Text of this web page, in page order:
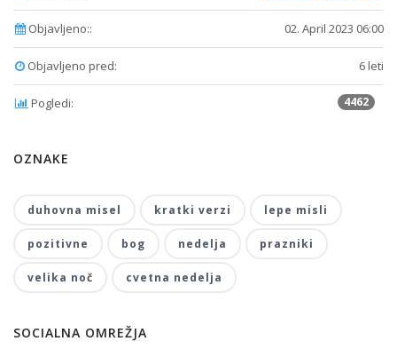
Objavljeno:: 02. April 2023 06:00
Objavljeno pred: 6 leti
Pogledi: 4462
OZNAKE
duhovna misel kratki verzi lepe misli
pozitivne bog nedelja prazniki
velika noč cvetna nedelja
SOCIALNA OMREŽJA